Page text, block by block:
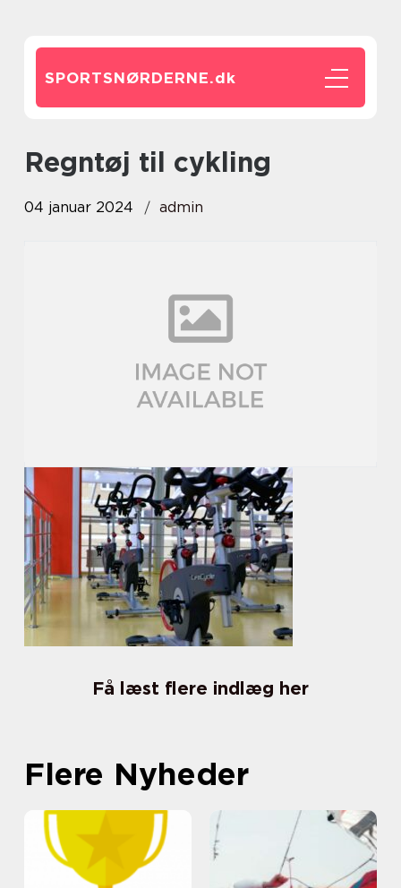
SPORTSNØRDERNE.dk
regntøj til cykling
04 januar 2024 admin
Få læst flere indlæg her
Flere Nyheder